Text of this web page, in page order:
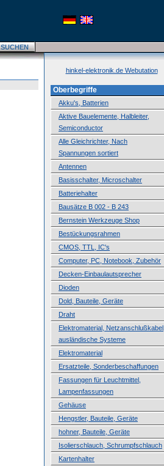
SUCHEN
hinkel-elektronik.de Webutation
Oberbegriffe
Akku's, Batterien
Aktive Bauelemente, Halbleiter,
Semiconductor
Alle Gleichrichter, Nach
Spannungen sortiert
Antennen
Basisschalter, Microschalter
Batteriehalter
Bausätze B 002 - B 243
Bernstein Werkzeuge Shop
Bestückungsrahmen
CMOS, TTL, IC's
Computer, PC, Notebook, Zubehör
Decken-Einbaulautsprecher
Dioden
Dold, Bauteile, Geräte
Draht
Elektromaterial, Netzanschlußkabel,
ausländische Systeme
Elektromaterial
Ersatzteile, Sonderbeschaffungen
Fassungen für Leuchtmittel,
Lampenfassungen
Gehäuse
Hengstler, Bauteile, Geräte
hohner, Bauteile, Geräte
Isolierschlauch, Schrumpfschlauch
Kartenhalter